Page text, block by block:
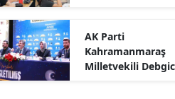
AK Parti
Kahramanmaraş
Milletvekili